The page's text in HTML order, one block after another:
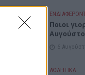
Ποιοι
6
ΑΘΛΗΤΙΚΑ